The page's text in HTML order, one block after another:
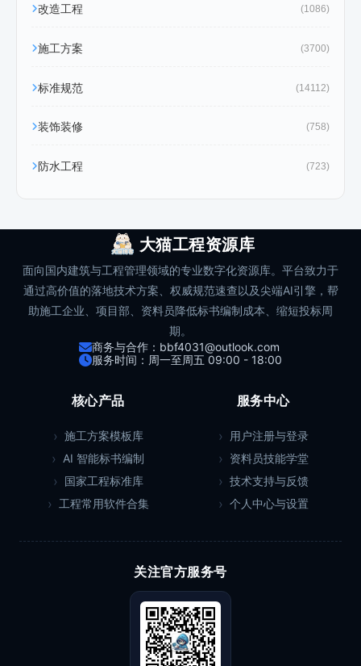
改造工程 (1086)
施工方案 (3700)
标准规范 (14112)
装饰装修 (758)
防水工程 (723)
大猫工程资源库
面向国内建筑与工程管理领域的专业数字化资源库。平台致力于
通过高价值的落地技术方案、权威规范速查以及尖端AI引擎，帮
助施工企业、项目部、资料员降低标书编制成本、缩短投标周
期。
商务与合作：bbf4031@outlook.com
服务时间：周一至周五 09:00 - 18:00
核心产品
施工方案模板库
AI 智能标书编制
国家工程标准库
工程常用软件合集
服务中心
用户注册与登录
资料员技能学堂
技术支持与反馈
个人中心与设置
关注官方服务号